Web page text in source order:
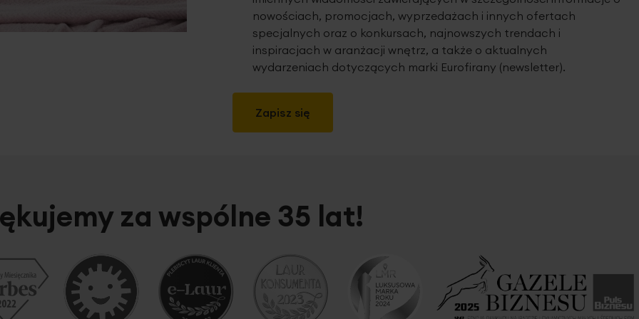
Zapisz się
nowościach, promocjach, wyprzedażach i innych ofertach
specjalnych oraz o konkursach, najnowszych trendach i
inspiracjach w aranżacji wnętrz, a także o aktualnych
wydarzeniach dotyczących marki Eurofirany (newsletter).
za wspólne 35 lat!